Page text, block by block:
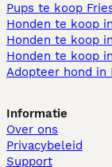
Pups te koop
Honden te koop
Honden te koop
Honden te koop
Adopteer hond in
Informatie
Over ons
Privacybeleid
Support